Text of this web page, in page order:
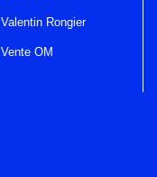
Valentin Rongier
Vente OM